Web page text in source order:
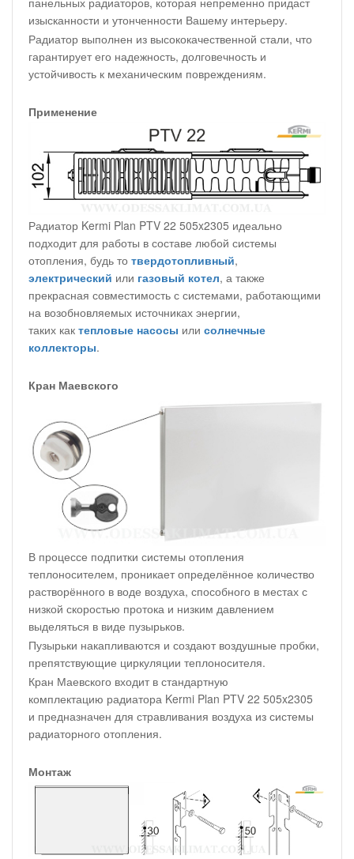
изысканности и утонченности Вашему интерьеру.
Радиатор выполнен из высококачественной стали, что
гарантирует его надежность, долговечность и
устойчивость к механическим повреждениям.
Применение
Радиатор Kermi Plan PTV 22 505x2305 идеально
подходит для работы в составе любой системы
отопления, будь то твердотопливный,
электрический или газовый котел, а также
прекрасная совместимость с системами, работающими
на возобновляемых источниках энергии,
таких как тепловые насосы или солнечные
коллекторы.
Кран Маевского
В процессе подпитки системы отопления
теплоносителем, проникает определённое количество
растворённого в воде воздуха, способного в местах с
низкой скоростью протока и низким давлением
выделяться в виде пузырьков.
Пузырьки накапливаются и создают воздушные пробки,
препятствующие циркуляции теплоносителя.
Кран Маевского входит в стандартную
комплектацию радиатора Kermi Plan PTV 22 505x2305
и предназначен для стравливания воздуха из системы
радиаторного отопления.
Монтаж